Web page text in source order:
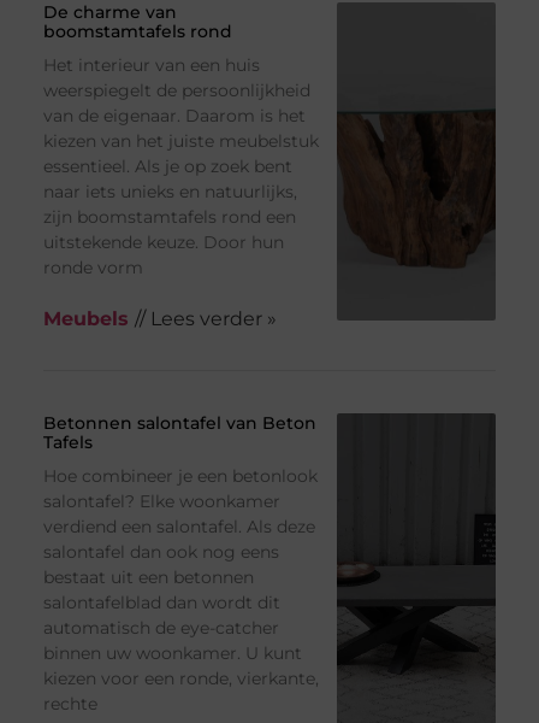
De charme van
boomstamtafels rond
Het interieur van een huis
weerspiegelt de persoonlijkheid
van de eigenaar. Daarom is het
kiezen van het juiste meubelstuk
essentieel. Als je op zoek bent
naar iets unieks en natuurlijks,
zijn boomstamtafels rond een
uitstekende keuze. Door hun
ronde vorm
Meubels // Lees verder »
Betonnen salontafel van Beton
Tafels
Hoe combineer je een betonlook
salontafel? Elke woonkamer
verdiend een salontafel. Als deze
salontafel dan ook nog eens
bestaat uit een betonnen
salontafelblad dan wordt dit
automatisch de eye-catcher
binnen uw woonkamer. U kunt
kiezen voor een ronde, vierkante,
rechte